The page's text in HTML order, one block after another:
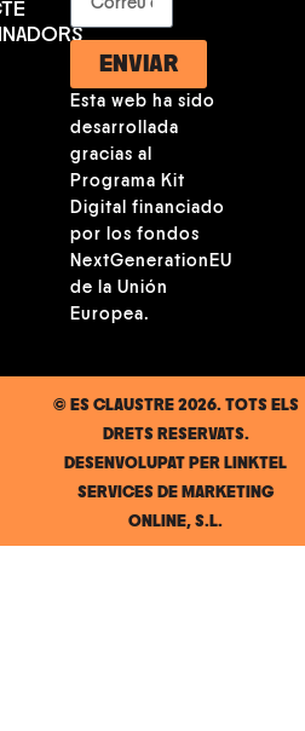
ENVIAR
Esta web ha sido
desarrollada
gracias al
Programa Kit
Digital financiado
por los fondos
NextGenerationEU
de la Unión
Europea.
© ES CLAUSTRE 2026. TOTS ELS
DRETS RESERVATS.
DESENVOLUPAT PER LINKTEL
SERVICES DE MARKETING
ONLINE, S.L.